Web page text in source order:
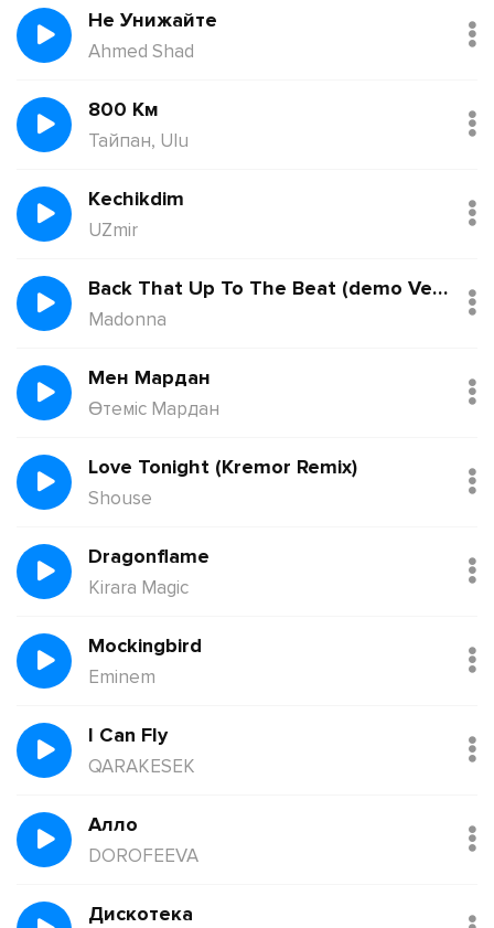
Не Унижайте
Ahmed Shad
800 Км
Тайпан, Ulu
Kechikdim
UZmir
Back That Up To The Beat (demo Version)
Madonna
Мен Мардан
Өтеміс Мардан
Love Tonight (Kremor Remix)
Shouse
Dragonflame
Kirara Magic
Mockingbird
Eminem
I Can Fly
QARAKESEK
Алло
DOROFEEVA
Дискотека